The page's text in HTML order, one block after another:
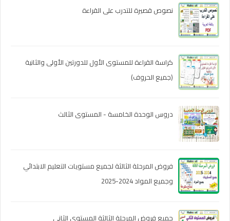
نصوص قصيرة للتدرب على القراءة
كراسة القراءة للمستوى الأول للدورتين الأولى والثانية
(جميع الحروف)
دروس الوحدة الخامسة - المستوى الثالث
فروض المرحلة الثالثة لجميع مستويات التعليم الابتدائي
وجميع المواد 2024-2025
جميع فروض المرحلة الثالثة المستوى الثاني